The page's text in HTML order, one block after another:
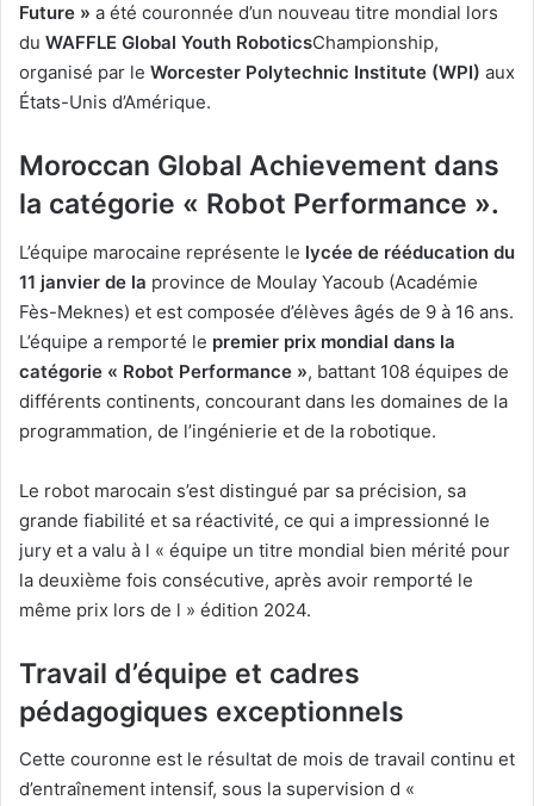
Future » a été couronnée d’un nouveau titre mondial lors
du WAFFLE Global Youth RoboticsChampionship,
organisé par le Worcester Polytechnic Institute (WPI) aux
États-Unis d’Amérique.
Moroccan Global Achievement dans
la catégorie « Robot Performance ».
L’équipe marocaine représente le lycée de rééducation du
11 janvier de la province de Moulay Yacoub (Académie
Fès-Meknes) et est composée d’élèves âgés de 9 à 16 ans.
L’équipe a remporté le premier prix mondial dans la
catégorie « Robot Performance », battant 108 équipes de
différents continents, concourant dans les domaines de la
programmation, de l’ingénierie et de la robotique.
Le robot marocain s’est distingué par sa précision, sa
grande fiabilité et sa réactivité, ce qui a impressionné le
jury et a valu à l « équipe un titre mondial bien mérité pour
la deuxième fois consécutive, après avoir remporté le
même prix lors de l » édition 2024.
Travail d’équipe et cadres
pédagogiques exceptionnels
Cette couronne est le résultat de mois de travail continu et
d’entraînement intensif, sous la supervision d «